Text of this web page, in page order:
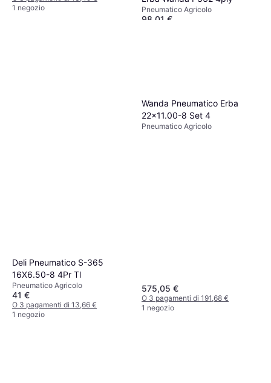
1 negozio
Pneumatico Agricolo
98,01 €
Deli Pneumatico S-365
16X6.50-8 4Pr Tl
Pneumatico Agricolo
41 €
O 3 pagamenti di 13,66 €
1 negozio
Wanda Pneumatico Erba
22x11.00-8 Set 4
Pneumatico Agricolo
575,05 €
O 3 pagamenti di 191,68 €
1 negozio